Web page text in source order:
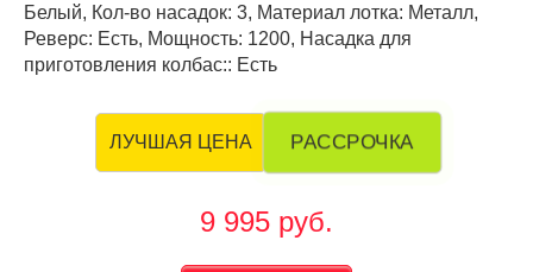
Белый, Кол-во насадок: 3, Материал лотка: Металл,
Реверс: Есть, Мощность: 1200, Насадка для
приготовления колбас:: Есть
ЛУЧШАЯ ЦЕНА РАССРОЧКА
9 995 руб.